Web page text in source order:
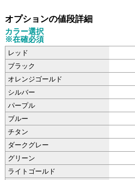
オプションの値段詳細
カラー選択
※在確必須
レッド
ブラック
オレンジゴールド
シルバー
パープル
ブルー
チタン
ダークグレー
グリーン
ライトゴールド